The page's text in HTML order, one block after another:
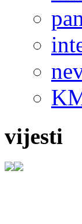
vijesti